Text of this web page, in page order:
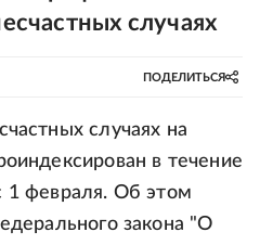
случаях
ПОДЕЛИТЬСЯ
случаях на
в течение
1 февраля. Об этом
закона "О